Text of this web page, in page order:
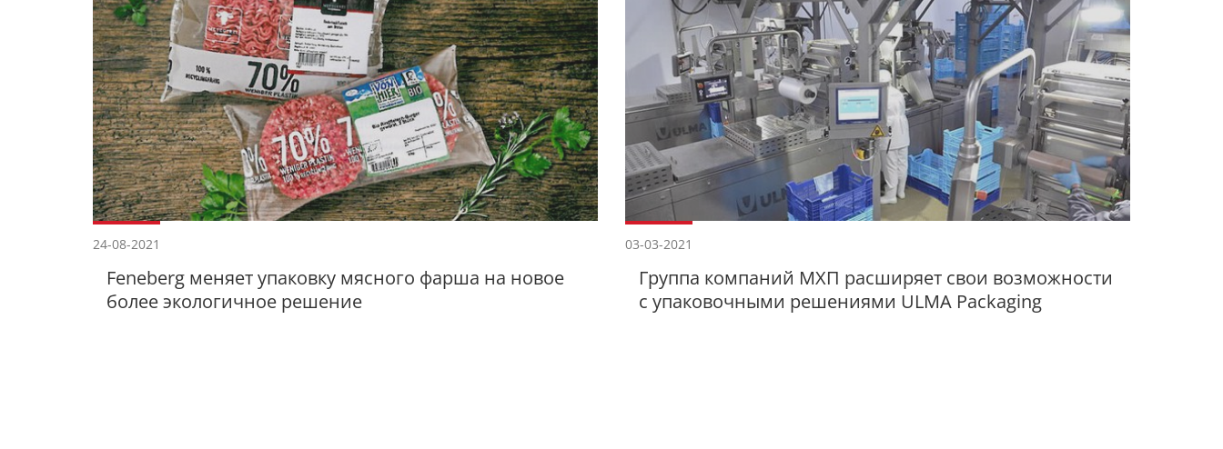
24-08-2021
Feneberg меняет упаковку мясного фарша на новое
более экологичное решение
03-03-2021
Группа компаний МХП расширяет свои возможности
с упаковочными решениями ULMA Packaging